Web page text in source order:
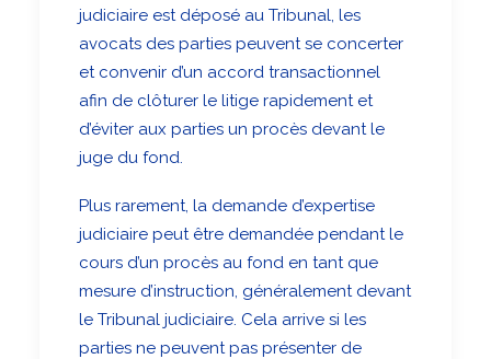
judiciaire est déposé au Tribunal, les
avocats des parties peuvent se concerter
et convenir d’un accord transactionnel
afin de clôturer le litige rapidement et
d’éviter aux parties un procès devant le
juge du fond.
Plus rarement, la demande d’expertise
judiciaire peut être demandée pendant le
cours d’un procès au fond en tant que
mesure d’instruction, généralement devant
le Tribunal judiciaire. Cela arrive si les
parties ne peuvent pas présenter de